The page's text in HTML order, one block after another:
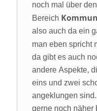
noch mal über
Bereich
also auch da ein
man eben spricht
da gibt es auch
andere Aspekte,
eins und zwei
angeklungen
gerne noch näher